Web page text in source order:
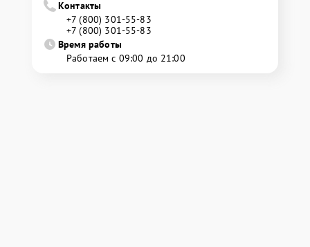
Контакты
+7 (800) 301-55-83
+7 (800) 301-55-83
Время работы
Работаем с 09:00 до 21:00